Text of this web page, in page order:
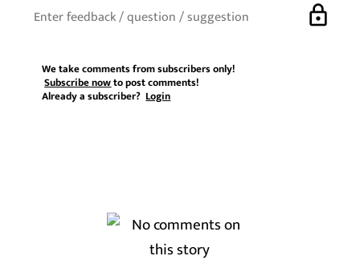
lock
We take comments from subscribers only!
Subscribe nowto post comments!
Already a subscriber?Login